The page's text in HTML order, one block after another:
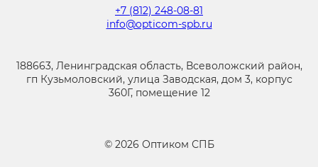
+7 (812) 248-08-81
info@opticom-spb.ru
188663, Ленинградская область, Всеволожский район,
гп Кузьмоловский, улица Заводская, дом 3, корпус
360Г, помещение 12
© 2026 Оптиком СПБ